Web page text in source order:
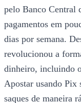
pelo Banco Central
pagamentos em
dias por semana.
revolucionou a
dinheiro, incluindo
Apostar usando Pix
saques de maneira